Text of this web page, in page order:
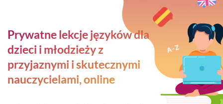
Prywatne lekcje języków dla
dzieci i młodzieży z
przyjaznymi i skutecznymi
nauczycielami, online